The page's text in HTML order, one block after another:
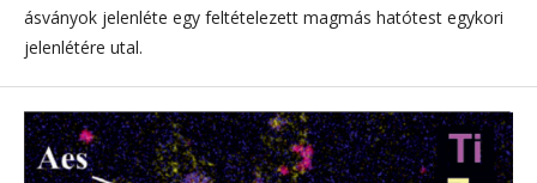
ásványok jelenléte egy feltételezett magmás hatótest egykori
jelenlétére utal.